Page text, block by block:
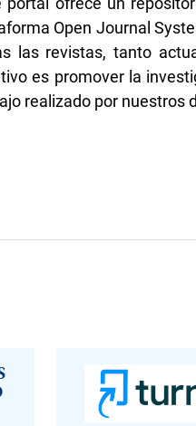
Open Journal
las revistas, tanto
es promover la
realizado por nuestros